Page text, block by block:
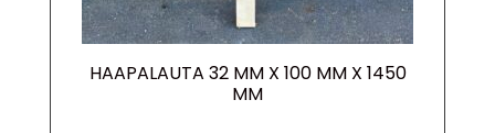
HAAPALAUTA 32 MM X 100 MM X 1450
MM